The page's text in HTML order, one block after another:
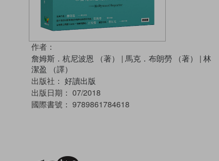
作者：
詹姆斯．杭尼波恩 （著）
| 馬克．布朗勞 （著） | 林
潔盈 （譯）
出版社： 好讀出版
出版日期： 07/2018
國際書號： 9789861784618